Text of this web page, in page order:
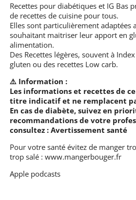
Recettes pour diabétiques et IG Bas
de recettes de cuisine pour tous.
Elles sont particulièrement adaptées
souhaitant maitriser leur apport en
alimentation.
Des Recettes légères, souvent à
gluten ou des recettes Low carb.
⚠️ Information :
Les informations et recettes de
titre indicatif et ne remplacent
En cas de diabète, suivez en
recommandations de votre
consultez : Avertissement santé
Pour votre santé évitez de manger
trop salé : www.mangerbouger.fr
Apple podcasts